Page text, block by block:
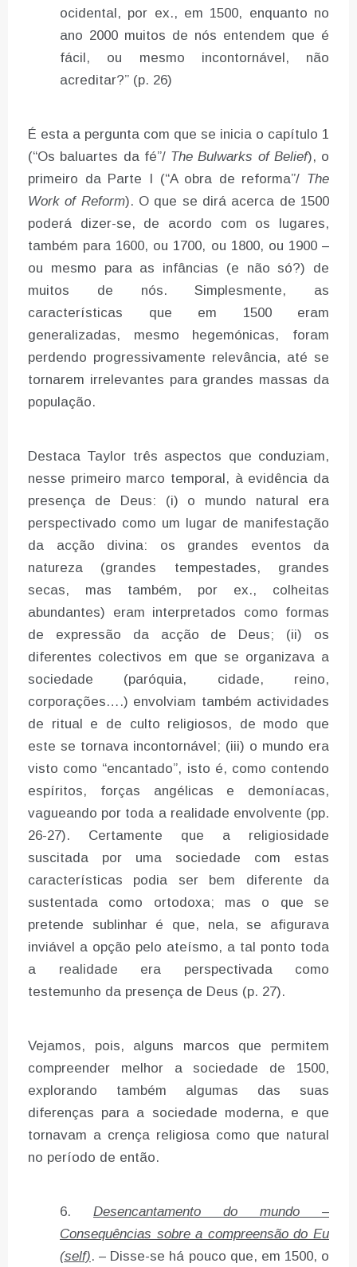
ocidental, por ex., em 1500, enquanto no
ano 2000 muitos de nós entendem que é
fácil, ou mesmo incontornável, não
acreditar?” (p. 26)
É esta a pergunta com que se inicia o capítulo 1
(“Os baluartes da fé”/ The Bulwarks of Belief), o
primeiro da Parte I (“A obra de reforma”/ The
Work of Reform). O que se dirá acerca de 1500
poderá dizer-se, de acordo com os lugares,
também para 1600, ou 1700, ou 1800, ou 1900 –
ou mesmo para as infâncias (e não só?) de
muitos de nós. Simplesmente, as
características que em 1500 eram
generalizadas, mesmo hegemónicas, foram
perdendo progressivamente relevância, até se
tornarem irrelevantes para grandes massas da
população.
Destaca Taylor três aspectos que conduziam,
nesse primeiro marco temporal, à evidência da
presença de Deus: (i) o mundo natural era
perspectivado como um lugar de manifestação
da acção divina: os grandes eventos da
natureza (grandes tempestades, grandes
secas, mas também, por ex., colheitas
abundantes) eram interpretados como formas
de expressão da acção de Deus; (ii) os
diferentes colectivos em que se organizava a
sociedade (paróquia, cidade, reino,
corporações….) envolviam também actividades
de ritual e de culto religiosos, de modo que
este se tornava incontornável; (iii) o mundo era
visto como “encantado”, isto é, como contendo
espíritos, forças angélicas e demoníacas,
vagueando por toda a realidade envolvente (pp.
26-27). Certamente que a religiosidade
suscitada por uma sociedade com estas
características podia ser bem diferente da
sustentada como ortodoxa; mas o que se
pretende sublinhar é que, nela, se afigurava
inviável a opção pelo ateísmo, a tal ponto toda
a realidade era perspectivada como
testemunho da presença de Deus (p. 27).
Vejamos, pois, alguns marcos que permitem
compreender melhor a sociedade de 1500,
explorando também algumas das suas
diferenças para a sociedade moderna, e que
tornavam a crença religiosa como que natural
no período de então.
Desencantamento do mundo –
Consequências sobre a compreensão do Eu
(self). – Disse-se há pouco que, em 1500, o